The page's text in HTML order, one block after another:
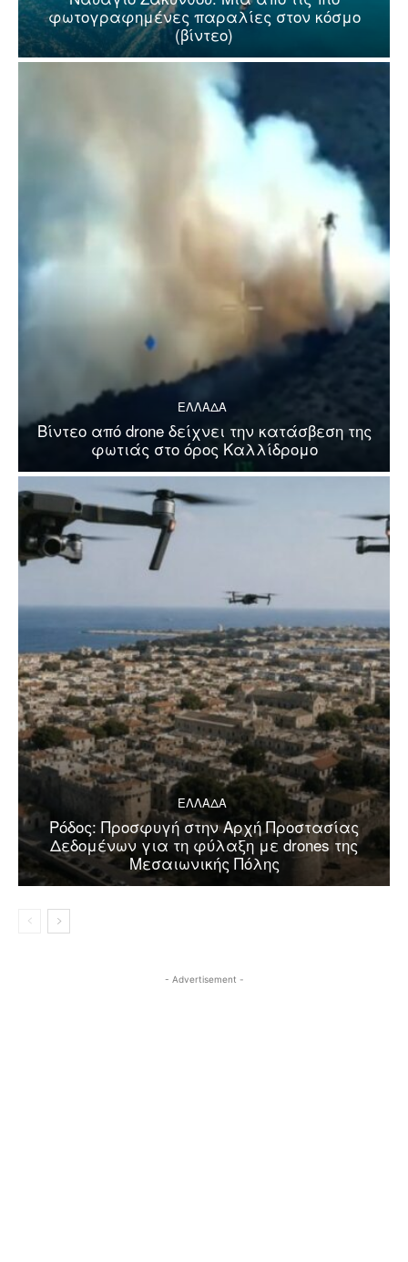
φωτογραφημένες παραλίες στον κόσμο
(βίντεο)
ΕΛΛΑΔΑ
Βίντεο από drone δείχνει την κατάσβεση της
φωτιάς στο όρος Καλλίδρομο
ΕΛΛΑΔΑ
Ρόδος: Προσφυγή στην Αρχή Προστασίας
Δεδομένων για τη φύλαξη με drones της
Μεσαιωνικής Πόλης
- Advertisement -